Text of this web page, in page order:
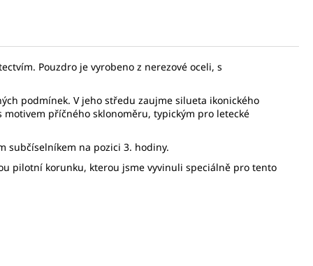
Pouzdro je vyrobeno z nerezové oceli, s
podmínek. V jeho středu zaujme silueta ikonického
motivem příčného sklonoměru, typickým pro letecké
subčíselníkem na pozici 3. hodiny.
pilotní korunku, kterou jsme vyvinuli speciálně pro tento